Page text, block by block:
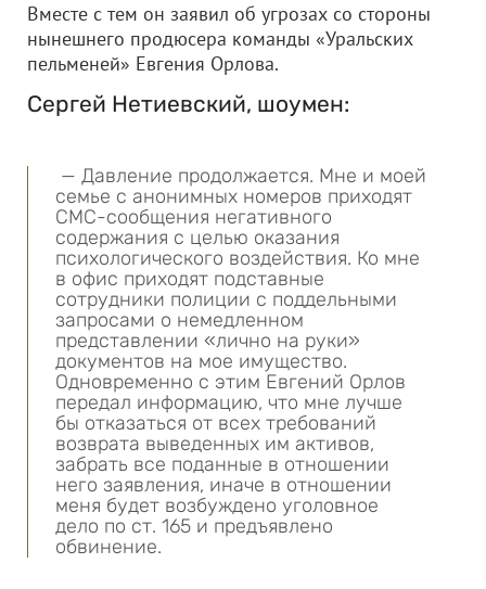
Вместе с тем он заявил об угрозах со стороны
нынешнего продюсера команды «Уральских
пельменей» Евгения Орлова.
Сергей Нетиевский, шоумен:
— Давление продолжается. Мне и моей
семье с анонимных номеров приходят
СМС-сообщения негативного
содержания с целью оказания
психологического воздействия. Ко мне
в офис приходят подставные
сотрудники полиции с поддельными
запросами о немедленном
представлении «лично на руки»
документов на мое имущество.
Одновременно с этим Евгений Орлов
передал информацию, что мне лучше
бы отказаться от всех требований
возврата выведенных им активов,
забрать все поданные в отношении
него заявления, иначе в отношении
меня будет возбуждено уголовное
дело по ст. 165 и предъявлено
обвинение.